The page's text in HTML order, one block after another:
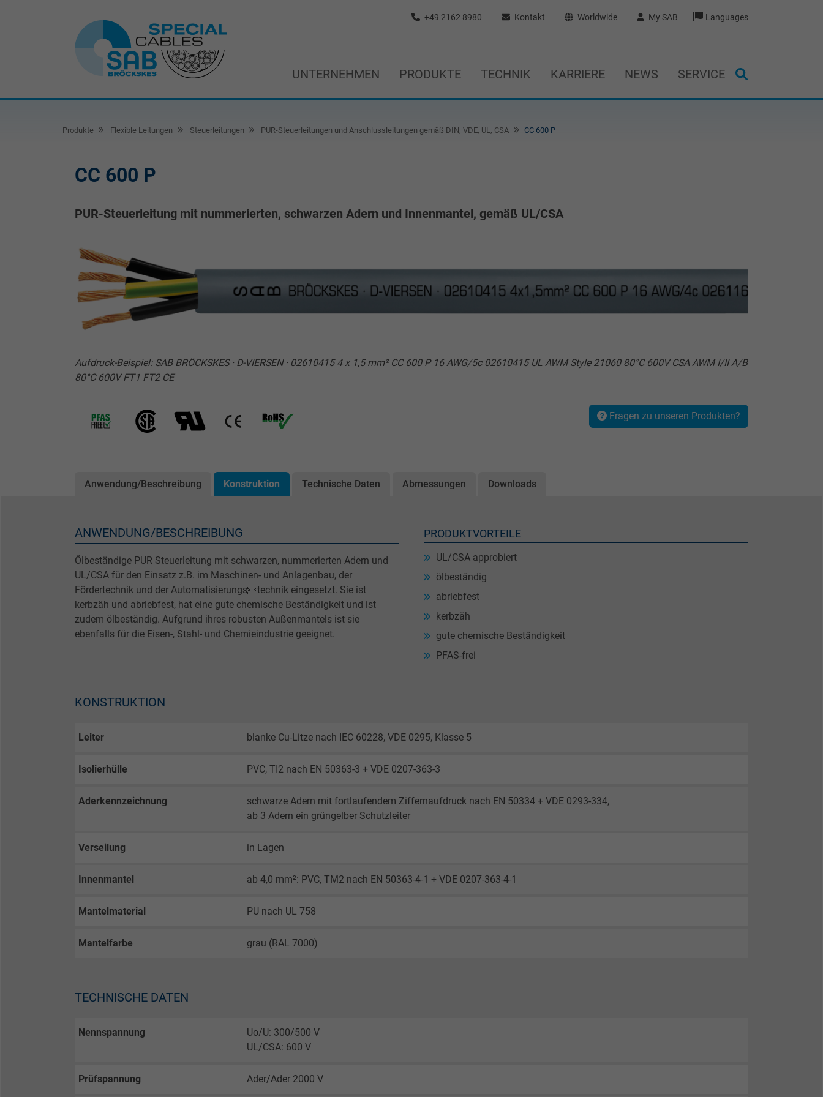
+49 2162 8980 Kontakt Worldwide My SAB Languages
UNTERNEHMEN PRODUKTE TECHNIK KARRIERE NEWS SERVICE
Produkte Flexible Leitungen Steuerleitungen PUR-Steuerleitungen und Anschlussleitungen gemäß DIN, VDE, UL, CSA CC 600 P
CC 600 P
PUR-Steuerleitung mit nummerierten, schwarzen Adern und Innenmantel, gemäß UL/CSA
Aufdruck-Beispiel: SAB BRÖCKSKES · D-VIERSEN · 02610415 4 x 1,5 mm² CC 600 P 16 AWG/5c 02610415 UL AWM Style 21060 80°C 600V CSA AWM I/II A/B
80°C 600V FT1 FT2 CE
Fragen zu unseren Produkten?
Anwendung/Beschreibung Konstruktion Technische Daten Abmessungen Downloads
ANWENDUNG/BESCHREIBUNG
Ölbeständige PUR Steuerleitung mit schwarzen, nummerierten Adern und
UL/CSA für den Einsatz z.B. im Maschinen- und Anlagenbau, der
Fördertechnik und der Automatisierungstechnik eingesetzt. Sie ist
kerbzäh und abriebfest, hat eine gute chemische Beständigkeit und ist
zudem ölbeständig. Aufgrund ihres robusten Außenmantels ist sie
ebenfalls für die Eisen-, Stahl- und Chemieindustrie geeignet.
PRODUKTVORTEILE
UL/CSA approbiert
ölbeständig
abriebfest
kerbzäh
gute chemische Beständigkeit
PFAS-frei
KONSTRUKTION
Leiter blanke Cu-Litze nach IEC 60228, VDE 0295, Klasse 5
Isolierhülle PVC, TI2 nach EN 50363-3 + VDE 0207-363-3
Aderkennzeichnung
schwarze Adern mit fortlaufendem Ziffernaufdruck nach EN 50334 + VDE 0293-334,
ab 3 Adern ein grüngelber Schutzleiter
Verseilung in Lagen
Innenmantel ab 4,0 mm²: PVC, TM2 nach EN 50363-4-1 + VDE 0207-363-4-1
Mantelmaterial PU nach UL 758
Mantelfarbe grau (RAL 7000)
TECHNISCHE DATEN
Nennspannung
Uo/U: 300/500 V
UL/CSA: 600 V
Prüfspannung Ader/Ader 2000 V